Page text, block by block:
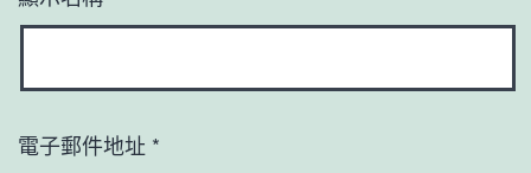
電子郵件地址 *